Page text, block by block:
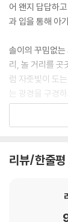
는 걸 보고 따라
나는 밭으로 쪼
는 오히려 나를
마 아빠가 서울
번 안 한답니다.
여 있습니다. 망
- 셋째 이야기,
다. 그런데 할머
겁준 거라고 했
어 왠지 답답하
과 입을 통해 아
솔이의 꾸밈없
리, 놀 거리를 곳
럼 자줏빛이 도
는 광경을 구경
쏙 내밉니다. 시
떤 날은 망개 열
니다. 솔이도 여
리뷰/한줄평